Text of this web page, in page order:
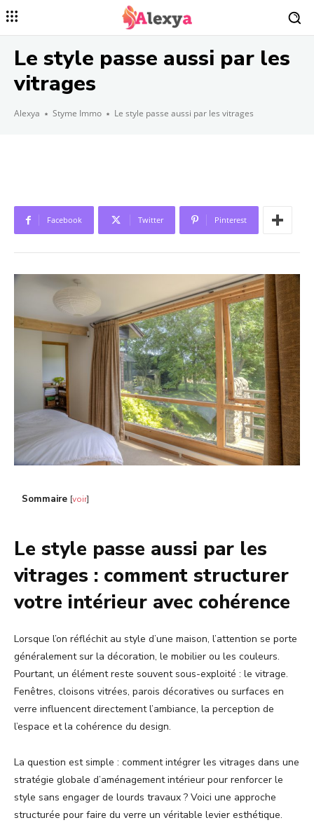
Le style passe aussi par les
vitrages
Alexya Styme Immo Le style passe aussi par les vitrages
Facebook Twitter Pinterest
Sommaire [voir]
Le style passe aussi par les
vitrages : comment structurer
votre intérieur avec cohérence
Lorsque l’on réfléchit au style d’une maison, l’attention se porte
généralement sur la décoration, le mobilier ou les couleurs.
Pourtant, un élément reste souvent sous-exploité : le vitrage.
Fenêtres, cloisons vitrées, parois décoratives ou surfaces en
verre influencent directement l’ambiance, la perception de
l’espace et la cohérence du design.
La question est simple : comment intégrer les vitrages dans une
stratégie globale d’aménagement intérieur pour renforcer le
style sans engager de lourds travaux ? Voici une approche
structurée pour faire du verre un véritable levier esthétique.